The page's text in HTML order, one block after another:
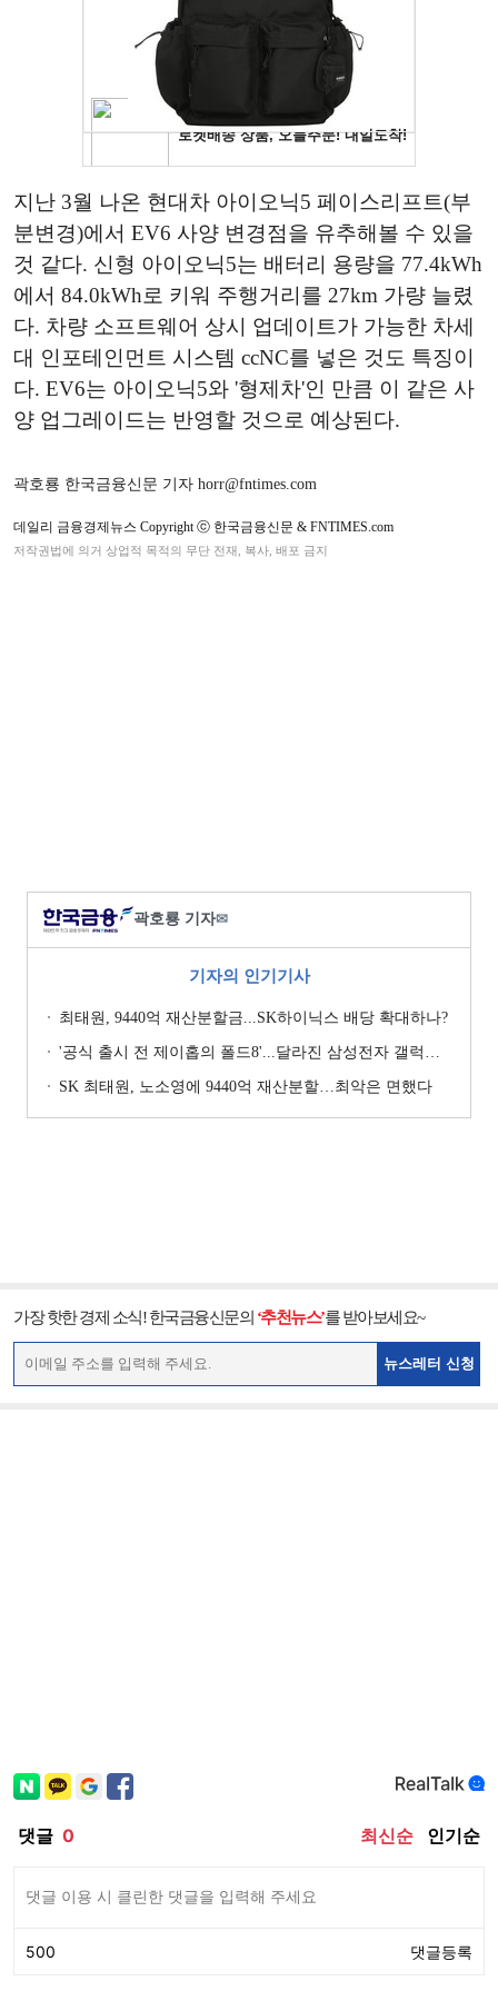
지난 3월 나온 현대차 아이오닉5 페이스리프트(부
분변경)에서 EV6 사양 변경점을 유추해볼 수 있을
것 같다. 신형 아이오닉5는 배터리 용량을 77.4kWh
에서 84.0kWh로 키워 주행거리를 27km 가량 늘렸
다. 차량 소프트웨어 상시 업데이트가 가능한 차세
대 인포테인먼트 시스템 ccNC를 넣은 것도 특징이
다. EV6는 아이오닉5와 '형제차'인 만큼 이 같은 사
양 업그레이드는 반영할 것으로 예상된다.
곽호룡 한국금융신문 기자 horr@fntimes.com
데일리 금융경제뉴스 Copyright ⓒ 한국금융신문 & FNTIMES.com
저작권법에 의거 상업적 목적의 무단 전재, 복사, 배포 금지
곽호룡 기자✉
기자의 인기기사
최태원, 9440억 재산분할금...SK하이닉스 배당 확대하나?
'공식 출시 전 제이홉의 폴드8'...달라진 삼성전자 갤럭시 마케팅?
SK 최태원, 노소영에 9440억 재산분할…최악은 면했다
가장 핫한 경제 소식! 한국금융신문의 ‘추천뉴스’를 받아보세요~
뉴스레터 신청